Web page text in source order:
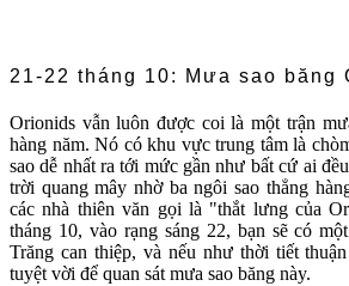
21-22 tháng 10: Mưa sao băng
Orionids vẫn luôn được coi là một trận
hàng năm. Nó có khu vực trung tâm là
sao dễ nhất ra tới mức gần như bất cứ ai
trời quang mây nhờ ba ngôi sao thẳng
các nhà thiên văn gọi là "thắt lưng của
tháng 10, vào rạng sáng 22, bạn sẽ có
Trăng can thiệp, và nếu như thời tiết
tuyệt vời để quan sát mưa sao băng này.